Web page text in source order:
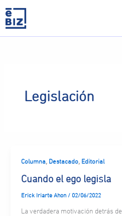
content
Legislación
Columna, Destacado, Editorial
Cuando el ego legisla
Erick Iriarte Ahon / 02/06/2022
La verdadera motivación detrás